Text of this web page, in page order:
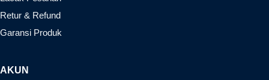
Retur & Refund
Garansi Produk
AKUN